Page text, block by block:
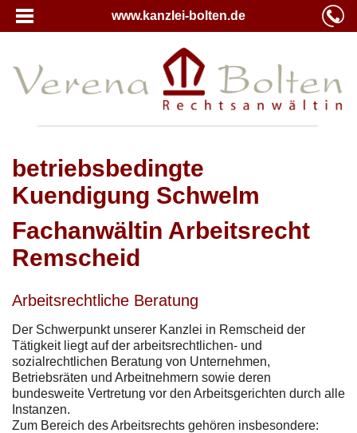
www.kanzlei-bolten.de
betriebsbedingte
Kuendigung Schwelm
Fachanwältin Arbeitsrecht
Remscheid
Arbeitsrechtliche Beratung
Der Schwerpunkt unserer Kanzlei in Remscheid der
Tätigkeit liegt auf der arbeitsrechtlichen- und
sozialrechtlichen Beratung von Unternehmen,
Betriebsräten und Arbeitnehmern sowie deren
bundesweite Vertretung vor den Arbeitsgerichten durch alle
Instanzen.
Zum Bereich des Arbeitsrechts gehören insbesondere: